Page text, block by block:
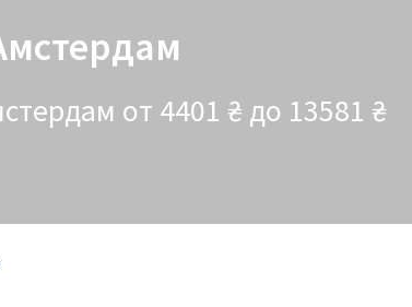
от 4401 ₴ до 13581 ₴